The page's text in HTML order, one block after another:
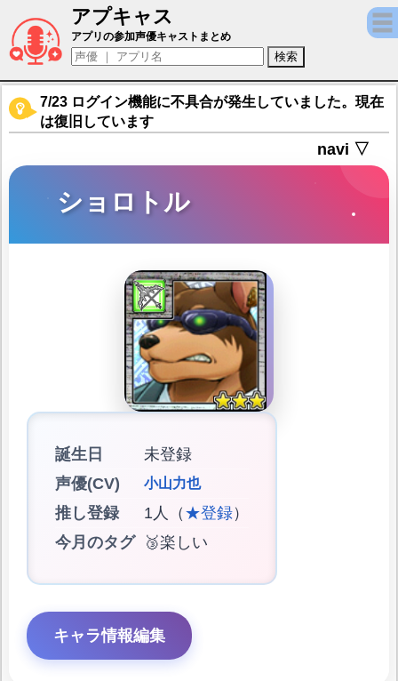
アプキャス
ショロトル（声優：小山力也)【東京放課後
アプリの参加声優キャストまとめ
7/23 ログイン機能に不具合が発生していました。現在
は復旧しています
navi ▽
ショロトル
誕生日
未登録
声優(CV)
小山力也
推し登録 1人（ ★登録）
今月のタグ
🥉楽しい
キャラ情報編集